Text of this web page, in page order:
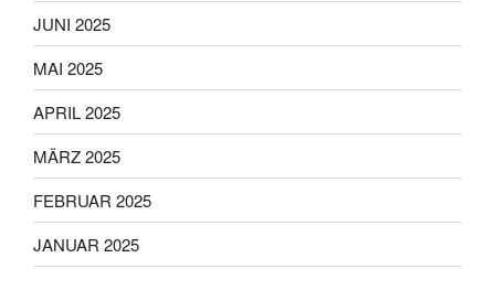
JUNI 2025
MAI 2025
APRIL 2025
MÄRZ 2025
FEBRUAR 2025
JANUAR 2025